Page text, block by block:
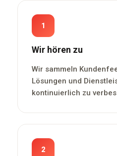
1
Wir hören zu
Wir sammeln
Lösungen und
kontinuierlich zu
2